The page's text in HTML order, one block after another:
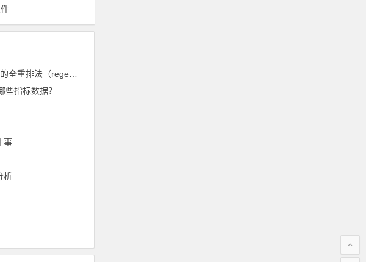
）和净改变法？
些指标数据？
事
析